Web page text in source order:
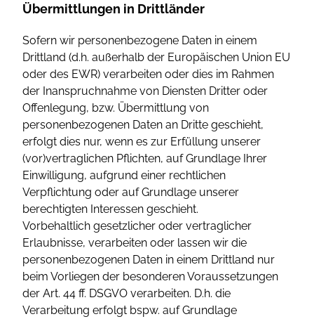
Übermittlungen in Drittländer
Sofern wir personenbezogene Daten in einem
Drittland (d.h. außerhalb der Europäischen Union EU
oder des EWR) verarbeiten oder dies im Rahmen
der Inanspruchnahme von Diensten Dritter oder
Offenlegung, bzw. Übermittlung von
personenbezogenen Daten an Dritte geschieht,
erfolgt dies nur, wenn es zur Erfüllung unserer
(vor)vertraglichen Pflichten, auf Grundlage Ihrer
Einwilligung, aufgrund einer rechtlichen
Verpflichtung oder auf Grundlage unserer
berechtigten Interessen geschieht.
Vorbehaltlich gesetzlicher oder vertraglicher
Erlaubnisse, verarbeiten oder lassen wir die
personenbezogenen Daten in einem Drittland nur
beim Vorliegen der besonderen Voraussetzungen
der Art. 44 ff. DSGVO verarbeiten. D.h. die
Verarbeitung erfolgt bspw. auf Grundlage